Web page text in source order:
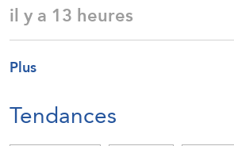
il y a 13 heures
Plus
Tendances